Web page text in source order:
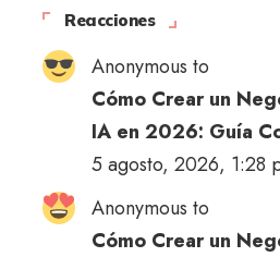
Reacciones
Anonymous to
Cómo Crear un
IA en 2026: Guía
5 agosto, 2026, 1:28
Anonymous to
Cómo Crear un